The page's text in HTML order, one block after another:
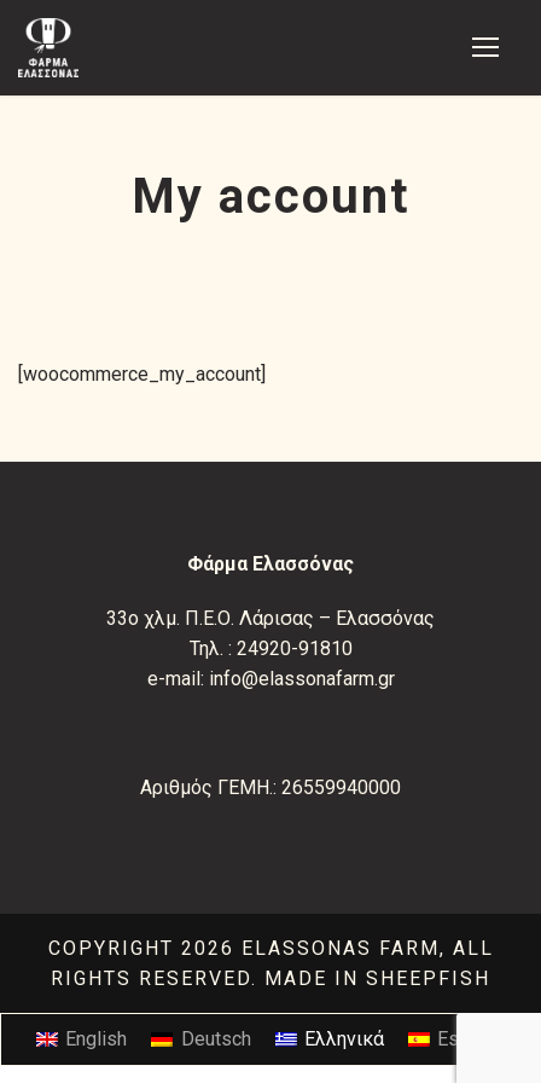
My account
[woocommerce_my_account]
Φάρμα Ελασσόνας
33ο χλμ. Π.Ε.Ο. Λάρισας – Ελασσόνας
Τηλ. : 24920-91810
e-mail: info@elassonafarm.gr
Αριθμός ΓΕΜΗ.: 26559940000
COPYRIGHT 2026 ELASSONAS FARM, ALL
RIGHTS RESERVED.
MADE IN SHEEPFISH
English Deutsch Ελληνικά Español